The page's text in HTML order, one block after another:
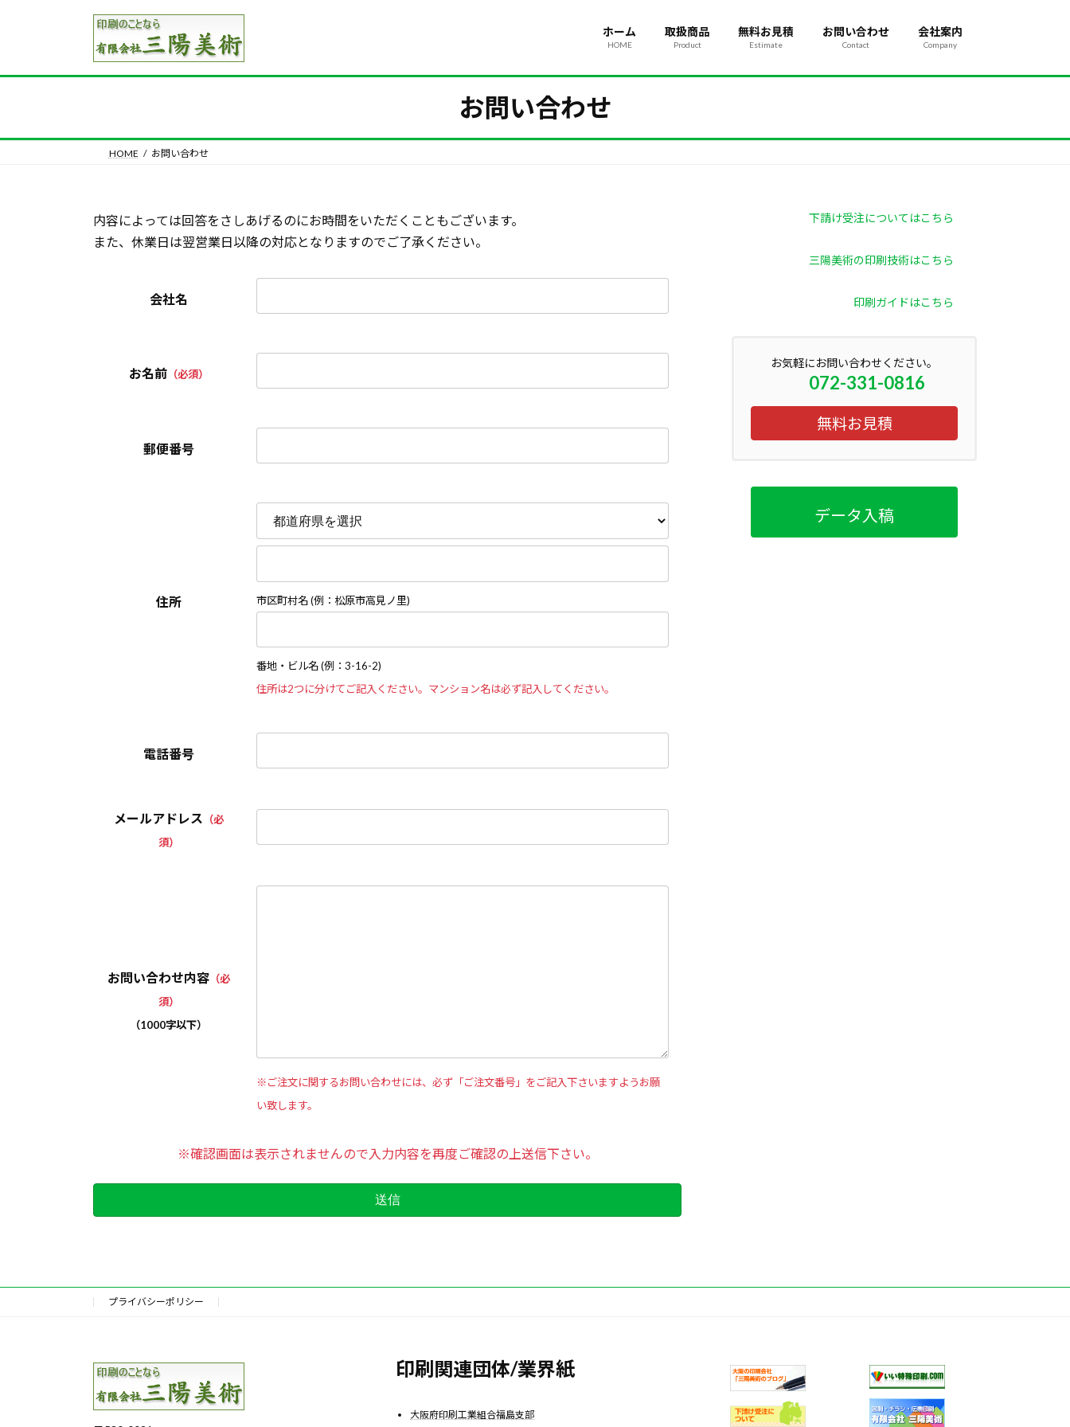
キ
に
ホーム
HOME
取扱商品
Product
無料お見積
Estimate
お問い合わせ
Contact
会社案内
Company
お問い合わせ
HOME お問い合わせ
内容によっては回答をさしあげるのにお時間をいただくこともございます。
また、休業日は翌営業日以降の対応となりますのでご了承ください。
会社名
お名前（必須）
郵便番号
住所 市区町村名 (例：松原市高見ノ里)
番地・ビル名 (例：3-16-2)
住所は2つに分けてご記入ください。マンション名は必ず記入してください。
電話番号
メールアドレス （必
須）
お問い合わせ内容（必
須）
（1000字以下）
※ご注文に関するお問い合わせには、必ず「ご注文番号」をご記入下さいますようお願
い致します。
※確認画面は表示されませんので入力内容を再度ご確認の上送信下さい。
下請け受注についてはこちら
三陽美術の印刷技術はこちら
印刷ガイドはこちら
お気軽にお問い合わせください。
072-331-0816
無料お見積
データ入稿
プライバシーポリシー
印刷関連団体/業界紙
大阪府印刷工業組合福島支部